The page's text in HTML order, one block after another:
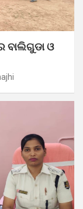
ବାଲିଗୁଡା ଓ